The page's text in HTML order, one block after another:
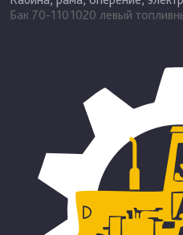
Бак 70-1101020 левый